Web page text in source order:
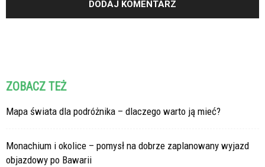
ZOBACZ TEŻ
Mapa świata dla podróżnika – dlaczego warto ją mieć?
Monachium i okolice – pomysł na dobrze zaplanowany wyjazd
objazdowy po Bawarii